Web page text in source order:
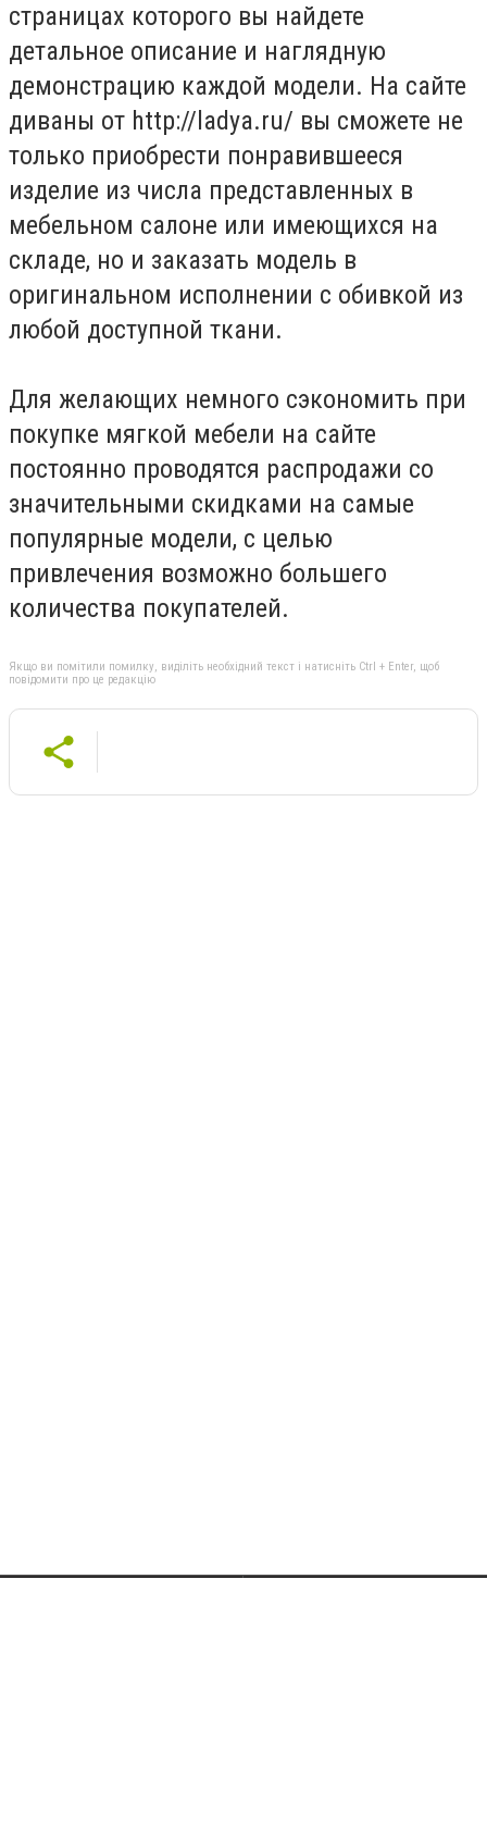
страницах которого вы найдете
детальное описание и наглядную
демонстрацию каждой модели. На сайте
диваны от http://ladya.ru/ вы сможете не
только приобрести понравившееся
изделие из числа представленных в
мебельном салоне или имеющихся на
складе, но и заказать модель в
оригинальном исполнении с обивкой из
любой доступной ткани.
Для желающих немного сэкономить при
покупке мягкой мебели на сайте
постоянно проводятся распродажи со
значительными скидками на самые
популярные модели, с целью
привлечения возможно большего
количества покупателей.
Якщо ви помітили помилку, виділіть необхідний текст і натисніть Ctrl + Enter, щоб
повідомити про це редакцію